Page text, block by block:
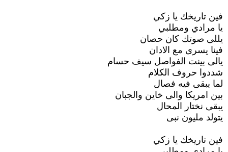
فين تاريخك يا زكي
يا مرادي ومطلبي
يللى صوتك كان حصان
فينا يسرى مع الادان
يالى بينت الفواصل سيف حسام
شددوا حروف الكلام
لما يبقى فيه فصال
بين امريكا والى خاين والجبان
يبقى نختار المحال
يتولد مليون نبى
فين تاريخك يا زكي